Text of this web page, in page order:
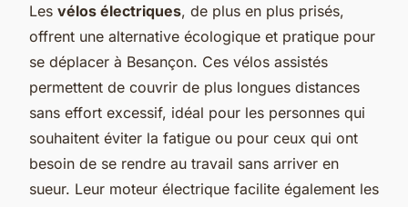
Les vélos électriques, de plus en plus prisés,
offrent une alternative écologique et pratique pour
se déplacer à Besançon. Ces vélos assistés
permettent de couvrir de plus longues distances
sans effort excessif, idéal pour les personnes qui
souhaitent éviter la fatigue ou pour ceux qui ont
besoin de se rendre au travail sans arriver en
sueur. Leur moteur électrique facilite également les